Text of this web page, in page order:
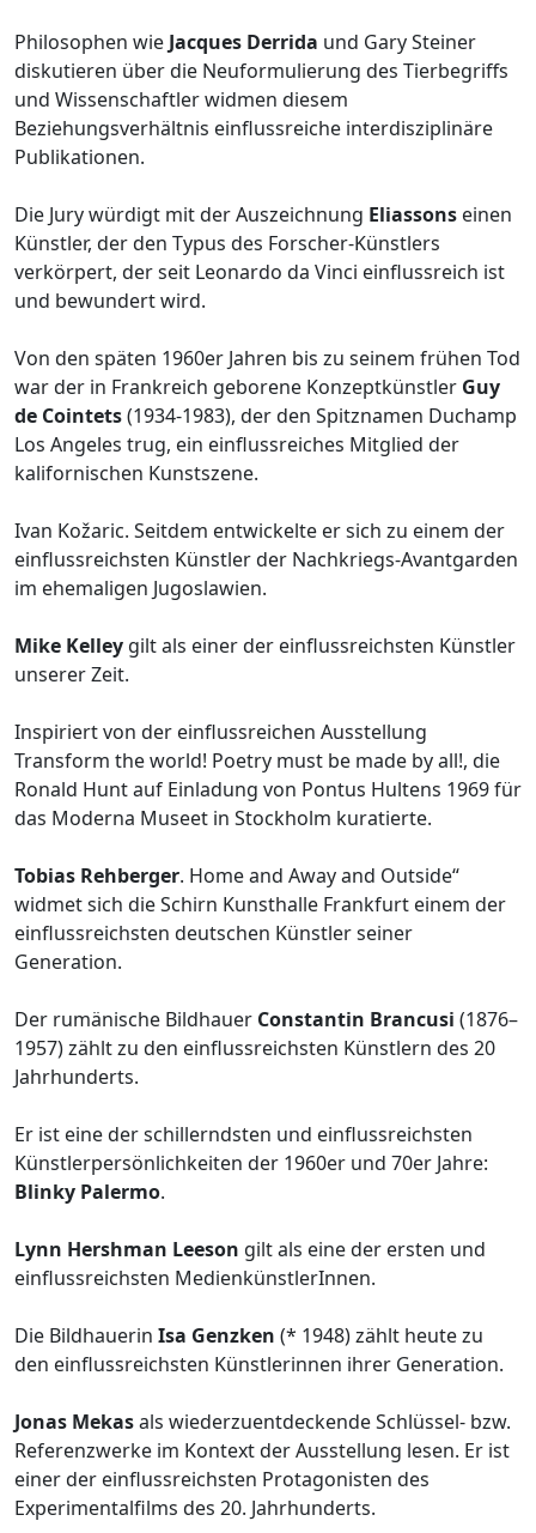
Philosophen wieJacques Derrida und Gary Steiner
diskutieren über die Neuformulierung des Tierbegriffs
und Wissenschaftler widmen diesem
Beziehungsverhältnis einflussreiche interdisziplinäre
Publikationen.
Die Jury würdigt mit der Auszeichnung Eliassons einen
Künstler, der den Typus des Forscher-Künstlers
verkörpert, der seit Leonardo da Vinci einflussreich ist
und bewundert wird.
Von den späten 1960er Jahren bis zu seinem frühen Tod
war der in Frankreich geborene Konzeptkünstler Guy
de Cointets(1934-1983), der den Spitznamen Duchamp
Los Angeles trug, ein einflussreiches Mitglied der
kalifornischen Kunstszene.
Ivan Kožaric. Seitdem entwickelte er sich zu einem der
einflussreichsten Künstler der Nachkriegs-Avantgarden
im ehemaligen Jugoslawien.
Mike Kelley gilt als einer der einflussreichsten Künstler
unserer Zeit.
Inspiriert von der einflussreichen Ausstellung
Transform the world! Poetry must be made by all!, die
Ronald Hunt auf Einladung von Pontus Hultens 1969 für
das Moderna Museet in Stockholm kuratierte.
Tobias Rehberger. Home and Away and Outside“
widmet sich die Schirn Kunsthalle Frankfurt einem der
einflussreichsten deutschen Künstler seiner
Generation.
Der rumänische Bildhauer Constantin Brancusi (1876–
1957) zählt zu den einflussreichsten Künstlern des 20
Jahrhunderts.
Er ist eine der schillerndsten und einflussreichsten
Künstlerpersönlichkeiten der 1960er und 70er Jahre:
Blinky Palermo.
Lynn Hershman Leeson gilt als eine der ersten und
einflussreichsten MedienkünstlerInnen.
Die Bildhauerin Isa Genzken (* 1948) zählt heute zu
den einflussreichsten Künstlerinnen ihrer Generation.
Jonas Mekasals wiederzuentdeckende Schlüssel- bzw.
Referenzwerke im Kontext der Ausstellung lesen. Er ist
einer der einflussreichsten Protagonisten des
Experimentalfilms des 20. Jahrhunderts.